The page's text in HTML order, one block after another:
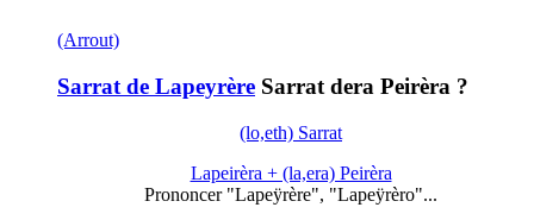
(Arrout)
Sarrat de Lapeyrère Sarrat dera Peirèra ?
(lo,eth) Sarrat
Lapeirèra + (la,era) Peirèra
Prononcer "Lapeÿrère", "Lapeÿrèro"...